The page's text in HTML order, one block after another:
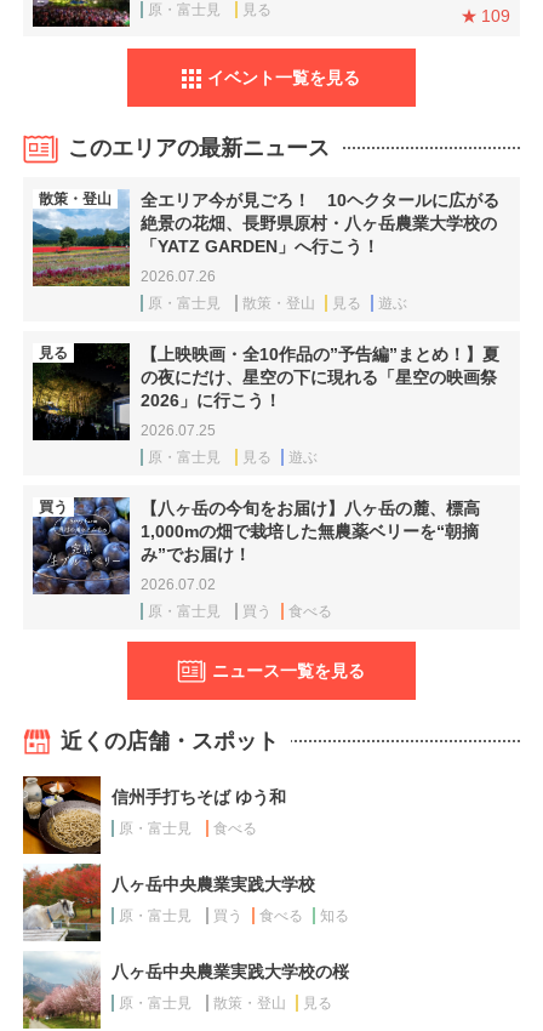
原・富士見 見る 109
イベント一覧を見る
このエリアの最新ニュース
散策・登山
全エリア今が見ごろ！ 10ヘクタールに広がる
絶景の花畑、長野県原村・八ヶ岳農業大学校の
「YATZ GARDEN」へ行こう！
2026.07.26
原・富士見
散策・登山 見る 遊ぶ
見る
【上映映画・全10作品の”予告編”まとめ！】夏
の夜にだけ、星空の下に現れる「星空の映画祭
2026」に行こう！
2026.07.25
原・富士見
見る 遊ぶ
買う
【八ヶ岳の今旬をお届け】八ヶ岳の麓、標高
1,000mの畑で栽培した無農薬ベリーを“朝摘
み”でお届け！
2026.07.02
原・富士見
買う 食べる
ニュース一覧を見る
近くの店舗・スポット
信州手打ちそば ゆう和
原・富士見 食べる
八ヶ岳中央農業実践大学校
原・富士見 買う 食べる 知る
八ヶ岳中央農業実践大学校の桜
原・富士見 散策・登山 見る